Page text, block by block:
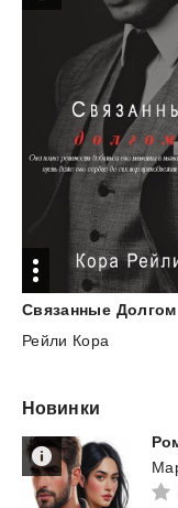
Связанные Долгом
Рейли Кора
Новинки